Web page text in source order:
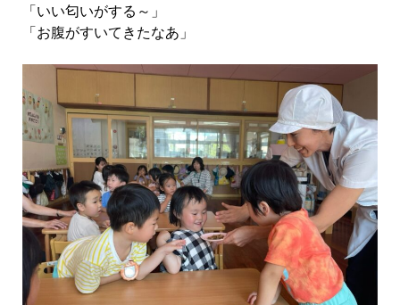
「いい匂いがする～」
「お腹がすいてきたなあ」